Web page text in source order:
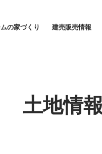
の家づくり 建売販売情報
土地情報